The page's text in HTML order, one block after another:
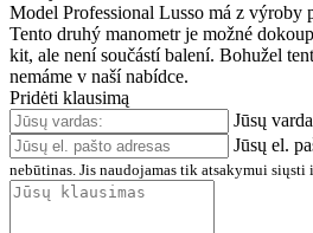
Model Professional Lusso má z výroby
Tento druhý manometr je možné
kit, ale není součástí balení. Bohužel
nemáme v naší nabídce.
Pridėti klausimą
Jūsų
Jūsų el.
nebūtinas. Jis naudojamas tik atsakymui siųsti